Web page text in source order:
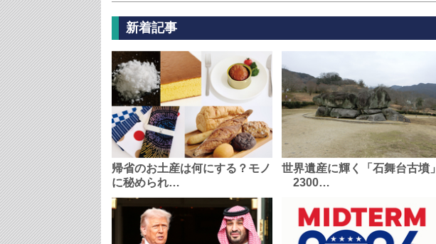
新着記事
帰省のお土産は何にする？モノ
に秘められ…
世界遺産に輝く「石舞台古墳」
2300…